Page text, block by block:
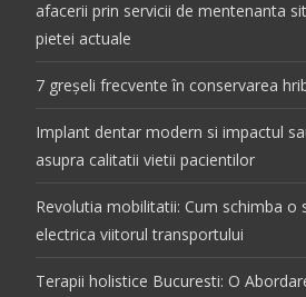
afacerii prin servicii de mentenanta
pietei actuale
7 greșeli frecvente în conservarea
Implant dentar modern si impactul
asupra calitatii vietii pacientilor
Revolutia mobilitatii: Cum schimba o
electrica viitorul transportului
Terapii holistice Bucuresti: O